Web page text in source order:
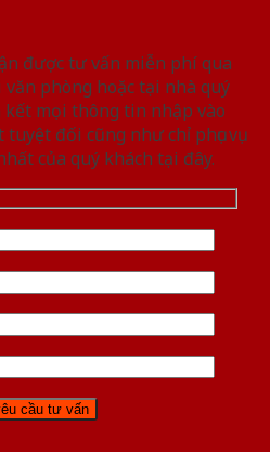
được tư vấn miễn phí qua
phòng hoặc tại nhà quý
kết mọi thông tin nhập vào
đối cũng như chỉ phục vụ
của quý khách tại đây.